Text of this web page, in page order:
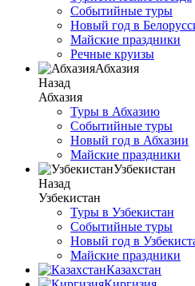
Событийные туры
Новый год в
Майские праздники
Речные круизы
Абхазия
Назад
Абхазия
Туры в Абхазию
Событийные туры
Новый год в Абхазии
Майские праздники
Узбекистан
Назад
Узбекистан
Туры в Узбекистан
Событийные туры
Новый год в
Майские праздники
Казахстан